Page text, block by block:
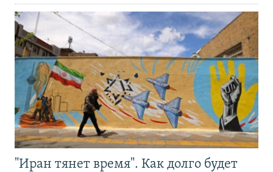
"Иран тянет время". Как долго будет